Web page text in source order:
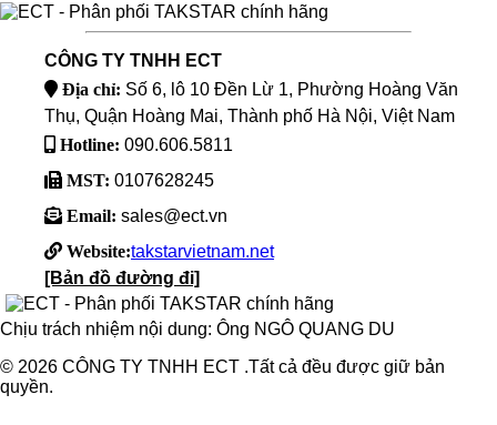
CÔNG TY TNHH ECT
Địa chỉ: Số 6, lô 10 Đền Lừ 1, Phường Hoàng Văn
Thụ, Quận Hoàng Mai, Thành phố Hà Nội, Việt Nam
Hotline: 090.606.5811
MST: 0107628245
Email: sales@ect.vn
Website:takstarvietnam.net
[Bản đồ đường đi]
Chịu trách nhiệm nội dung: Ông NGÔ QUANG DU
© 2026 CÔNG TY TNHH ECT .Tất cả đều được giữ bản
quyền.